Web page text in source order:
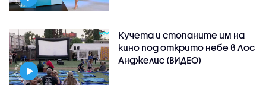
Кучета и стопаните им на
кино под открито небе в Лос
Анджелис (ВИДЕО)